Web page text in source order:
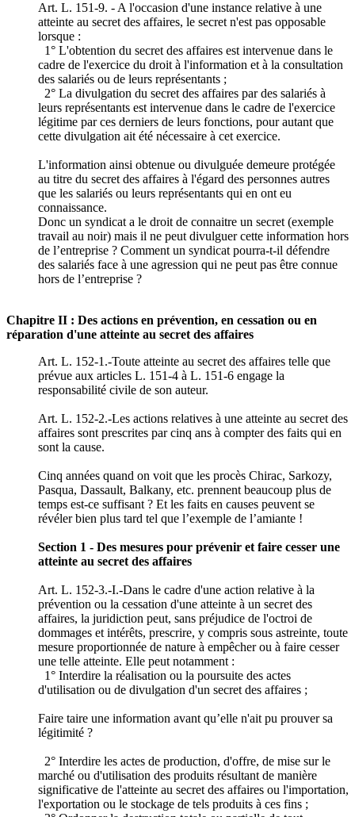
Art. L. 151-9. - A l'occasion d'une instance relative à une
atteinte au secret des affaires, le secret n'est pas opposable
lorsque :
1° L'obtention du secret des affaires est intervenue dans le
cadre de l'exercice du droit à l'information et à la consultation
des salariés ou de leurs représentants ;
2° La divulgation du secret des affaires par des salariés à
leurs représentants est intervenue dans le cadre de l'exercice
légitime par ces derniers de leurs fonctions, pour autant que
cette divulgation ait été nécessaire à cet exercice.
L'information ainsi obtenue ou divulguée demeure protégée
au titre du secret des affaires à l'égard des personnes autres
que les salariés ou leurs représentants qui en ont eu
connaissance.
Donc un syndicat a le droit de connaitre un secret (exemple
travail au noir) mais il ne peut divulguer cette information hors
de l’entreprise ? Comment un syndicat pourra-t-il défendre
des salariés face à une agression qui ne peut pas être connue
hors de l’entreprise ?
Chapitre II : Des actions en prévention, en cessation ou en
réparation d'une atteinte au secret des affaires
Art. L. 152-1.-Toute atteinte au secret des affaires telle que
prévue aux articles L. 151-4 à L. 151-6 engage la
responsabilité civile de son auteur.
Art. L. 152-2.-Les actions relatives à une atteinte au secret des
affaires sont prescrites par cinq ans à compter des faits qui en
sont la cause.
Cinq années quand on voit que les procès Chirac, Sarkozy,
Pasqua, Dassault, Balkany, etc. prennent beaucoup plus de
temps est-ce suffisant ? Et les faits en causes peuvent se
révéler bien plus tard tel que l’exemple de l’amiante !
Section 1 - Des mesures pour prévenir et faire cesser une
atteinte au secret des affaires
Art. L. 152-3.-I.-Dans le cadre d'une action relative à la
prévention ou la cessation d'une atteinte à un secret des
affaires, la juridiction peut, sans préjudice de l'octroi de
dommages et intérêts, prescrire, y compris sous astreinte, toute
mesure proportionnée de nature à empêcher ou à faire cesser
une telle atteinte. Elle peut notamment :
1° Interdire la réalisation ou la poursuite des actes
d'utilisation ou de divulgation d'un secret des affaires ;
Faire taire une information avant qu’elle n'ait pu prouver sa
légitimité ?
2° Interdire les actes de production, d'offre, de mise sur le
marché ou d'utilisation des produits résultant de manière
significative de l'atteinte au secret des affaires ou l'importation,
l'exportation ou le stockage de tels produits à ces fins ;